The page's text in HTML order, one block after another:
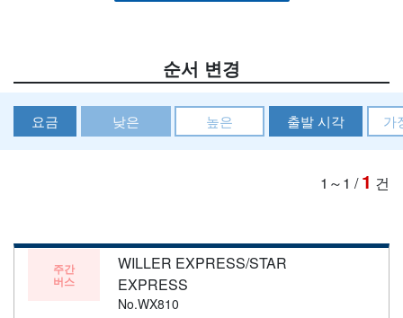
순서 변경
요금 낮은 높은 출발 시각 가
1～1 /1 건
주간
버스
WILLER EXPRESS/STAR
EXPRESS
No.WX810